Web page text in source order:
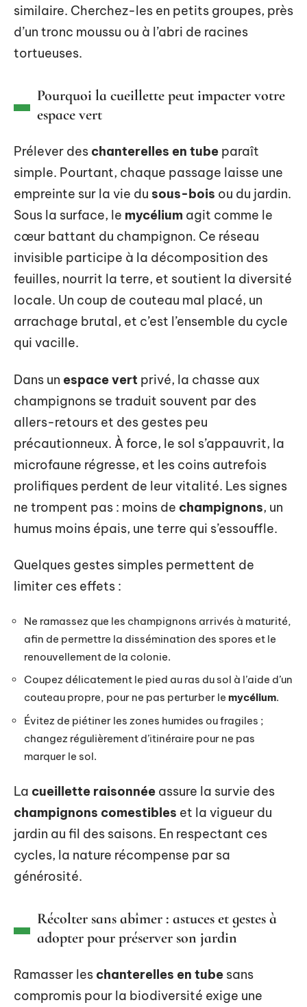
similaire. Cherchez-les en petits groupes, près
d’un tronc moussu ou à l’abri de racines
tortueuses.
Pourquoi la cueillette peut impacter votre
espace vert
Prélever des chanterelles en tube paraît
simple. Pourtant, chaque passage laisse une
empreinte sur la vie du sous-bois ou du jardin.
Sous la surface, le mycélium agit comme le
cœur battant du champignon. Ce réseau
invisible participe à la décomposition des
feuilles, nourrit la terre, et soutient la diversité
locale. Un coup de couteau mal placé, un
arrachage brutal, et c’est l’ensemble du cycle
qui vacille.
Dans un espace vert privé, la chasse aux
champignons se traduit souvent par des
allers-retours et des gestes peu
précautionneux. À force, le sol s’appauvrit, la
microfaune régresse, et les coins autrefois
prolifiques perdent de leur vitalité. Les signes
ne trompent pas : moins de champignons, un
humus moins épais, une terre qui s’essouffle.
Quelques gestes simples permettent de
limiter ces effets :
Ne ramassez que les champignons arrivés à maturité,
afin de permettre la dissémination des spores et le
renouvellement de la colonie.
Coupez délicatement le pied au ras du sol à l’aide d’un
couteau propre, pour ne pas perturber le mycélium.
Évitez de piétiner les zones humides ou fragiles ;
changez régulièrement d’itinéraire pour ne pas
marquer le sol.
La cueillette raisonnée assure la survie des
champignons comestibles et la vigueur du
jardin au fil des saisons. En respectant ces
cycles, la nature récompense par sa
générosité.
Récolter sans abîmer : astuces et gestes à
adopter pour préserver son jardin
Ramasser les chanterelles en tube sans
compromis pour la biodiversité exige une